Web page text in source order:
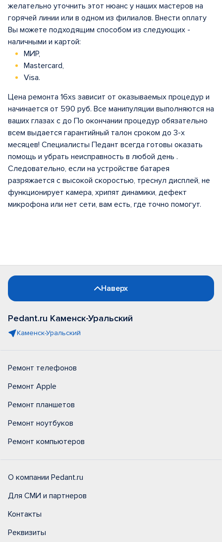
желательно уточнить этот нюанс у наших мастеров на
горячей линии или в одном из филиалов. Внести оплату
Вы можете подходящим способом из следующих -
наличными и картой:
МИР,
Mastercard,
Visa.
Цена ремонта 16xs зависит от оказываемых процедур и
начинается от 590 руб. Все манипуляции выполняются на
ваших глазах с до По окончании процедур обязательно
всем выдается гарантийный талон сроком до 3-х
месяцев! Специалисты Педант всегда готовы оказать
помощь и убрать неисправность в любой день .
Следовательно, если на устройстве батарея
разряжается с высокой скоростью, треснул дисплей, не
функционирует камера, хрипят динамики, дефект
микрофона или нет сети, вам есть, где точно помогут.
Наверх
Pedant.ru Каменск-Уральский
Каменск-Уральский
Ремонт телефонов
Ремонт Apple
Ремонт планшетов
Ремонт ноутбуков
Ремонт компьютеров
О компании Pedant.ru
Для СМИ и партнеров
Контакты
Реквизиты